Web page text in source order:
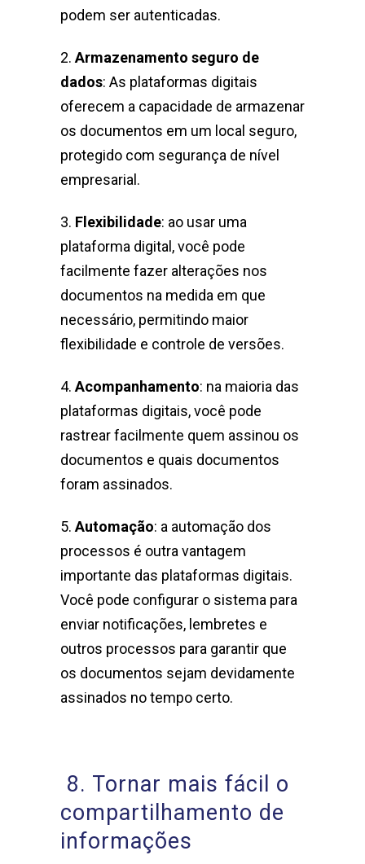
podem ser autenticadas.
2. Armazenamento seguro de
dados: As plataformas digitais
oferecem a capacidade de armazenar
os documentos em um local seguro,
protegido com segurança de nível
empresarial.
3. Flexibilidade: ao usar uma
plataforma digital, você pode
facilmente fazer alterações nos
documentos na medida em que
necessário, permitindo maior
flexibilidade e controle de versões.
4. Acompanhamento: na maioria das
plataformas digitais, você pode
rastrear facilmente quem assinou os
documentos e quais documentos
foram assinados.
5. Automação: a automação dos
processos é outra vantagem
importante das plataformas digitais.
Você pode configurar o sistema para
enviar notificações, lembretes e
outros processos para garantir que
os documentos sejam devidamente
assinados no tempo certo.
8. Tornar mais fácil o
compartilhamento de
informações